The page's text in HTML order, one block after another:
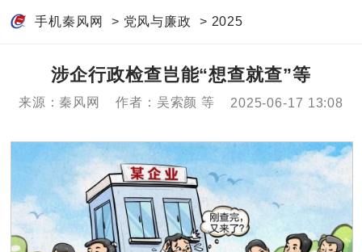
手机秦风网 > 党风与廉政 > 2025
涉企行政检查岂能“想查就查”等
来源：秦风网 作者：吴索颜 等 2025-06-17 13:08